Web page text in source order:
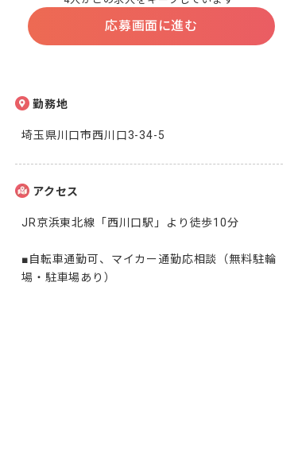
応募画面に進む
勤務地
埼玉県川口市西川口3-34-5
アクセス
JR京浜東北線「西川口駅」より徒歩10分
■自転車通勤可、マイカー通勤応相談（無料駐輪
場・駐車場あり）